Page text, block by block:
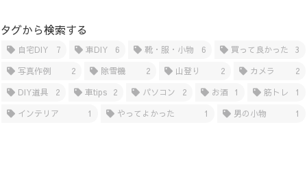
タグから検索する
自宅DIY 7 車DIY 6 靴・服・小物 6 買って良かった
3
写真作例
2 除雪機 2 山登り 2 カメラ
2
DIY道具
2 車tips 2 パソコン 2 お酒 1 筋トレ
1
インテリア
1 やってよかった 1 男の小物 1